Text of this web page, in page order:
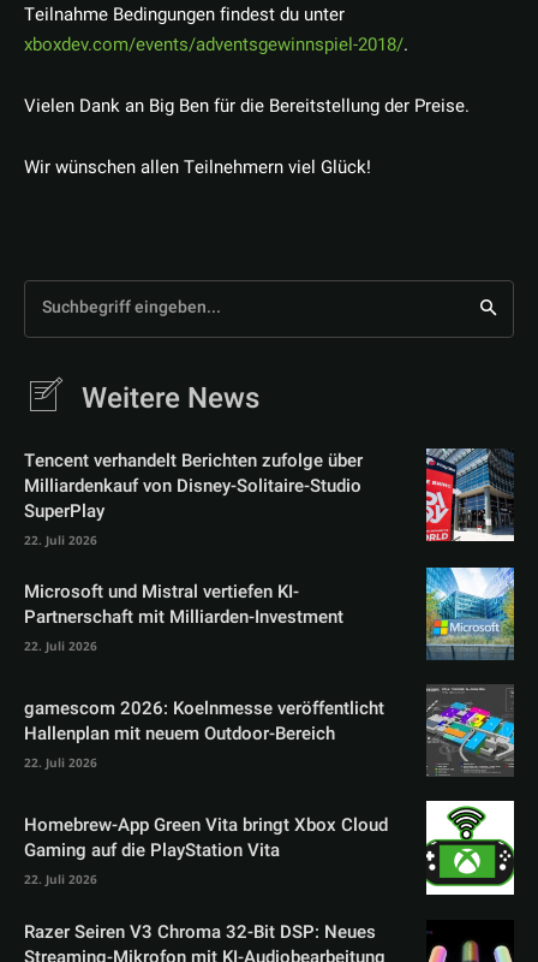
Teilnahme Bedingungen findest du unter
xboxdev.com/events/adventsgewinnspiel-2018/.
Vielen Dank an Big Ben für die Bereitstellung der Preise.
Wir wünschen allen Teilnehmern viel Glück!
Suchbegriff eingeben...
Weitere News
Tencent verhandelt Berichten zufolge über
Milliardenkauf von Disney-Solitaire-Studio
SuperPlay
22. Juli 2026
Microsoft und Mistral vertiefen KI-
Partnerschaft mit Milliarden-Investment
22. Juli 2026
gamescom 2026: Koelnmesse veröffentlicht
Hallenplan mit neuem Outdoor-Bereich
22. Juli 2026
Homebrew-App Green Vita bringt Xbox Cloud
Gaming auf die PlayStation Vita
22. Juli 2026
Razer Seiren V3 Chroma 32-Bit DSP: Neues
Streaming-Mikrofon mit KI-Audiobearbeitung